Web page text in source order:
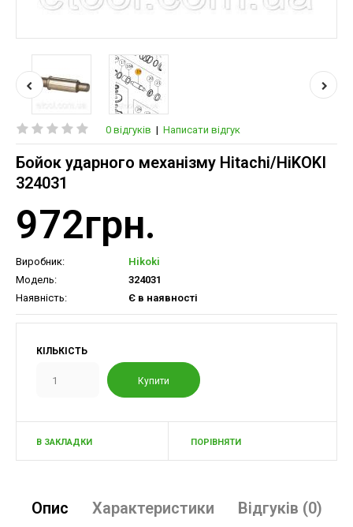
0 відгуків | Написати відгук
Бойок ударного механізму Hitachi/HiKOKI
324031
972грн.
Виробник:
Hikoki
Модель:
324031
Наявність:
Є в наявності
КІЛЬКІСТЬ
В ЗАКЛАДКИ ПОРІВНЯТИ
Опис Характеристики Відгуків (0)